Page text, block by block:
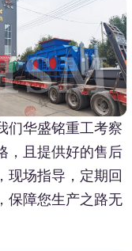
们华盛铭重工考察
，且提供好的售后
现场指导，定期回
保障您生产之路无